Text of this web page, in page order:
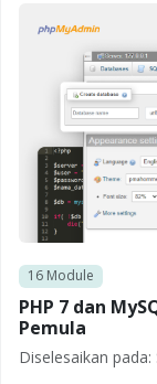
16Module
PHP 7 dan
Pemula
Diselesaikan pada: